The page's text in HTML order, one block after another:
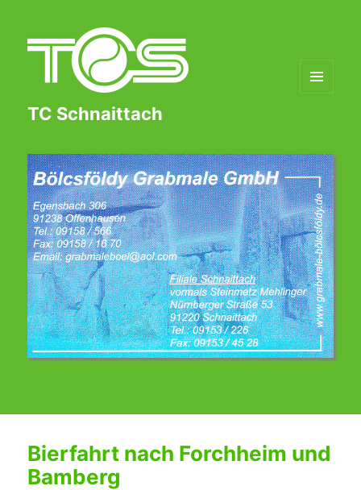
TC Schnaittach
Bierfahrt nach Forchheim und
Bamberg